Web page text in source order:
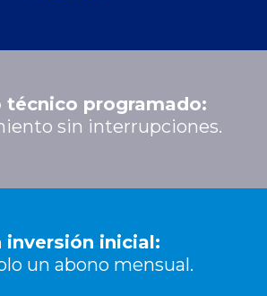
técnico programado:
sin interrupciones.
inversión inicial:
un abono mensual.